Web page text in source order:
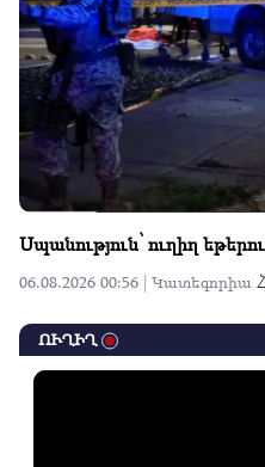
Սպանություն՝ ուղիղ
06.08.2026 00:56 | Կատեգորիա
ՈՒՂԻՂ